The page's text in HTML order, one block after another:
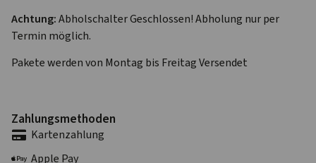
Achtung:Abholschalter Geschlossen! Abholung nur per
Termin möglich.
Pakete werden von Montag bis Freitag Versendet
Zahlungs­methoden
Karten­zahlung
Apple Pay